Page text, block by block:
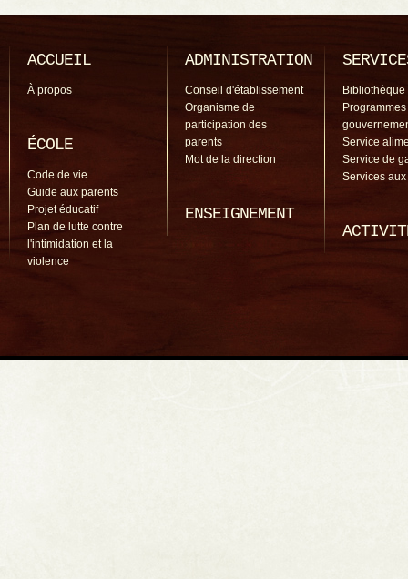
ACCUEIL
À propos
ÉCOLE
Code de vie
Guide aux parents
Projet éducatif
Plan de lutte contre
l'intimidation et la
violence
ADMINISTRATION
Conseil d'établissement
Organisme de
participation des
parents
Mot de la direction
ENSEIGNEMENT
Bibliothèque
Programmes
Service
Service de
Services